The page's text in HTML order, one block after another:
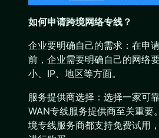
如何申请跨境网络专线？
企业要明确自己的需求：在申
前，企业需要明确自己的网络
小、IP、地区等方面。
服务提供商选择：选择一家可
WAN专线服务提供商至关重要
境专线服务商都支持免费试用